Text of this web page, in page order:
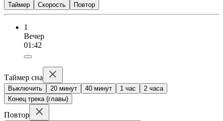
Таймер Скорость Повтор
1
Вечер
01:42
Таймер сна
Выключить 20 минут 40 минут 1 час
2 часа
Конец трека (главы)
Повтор